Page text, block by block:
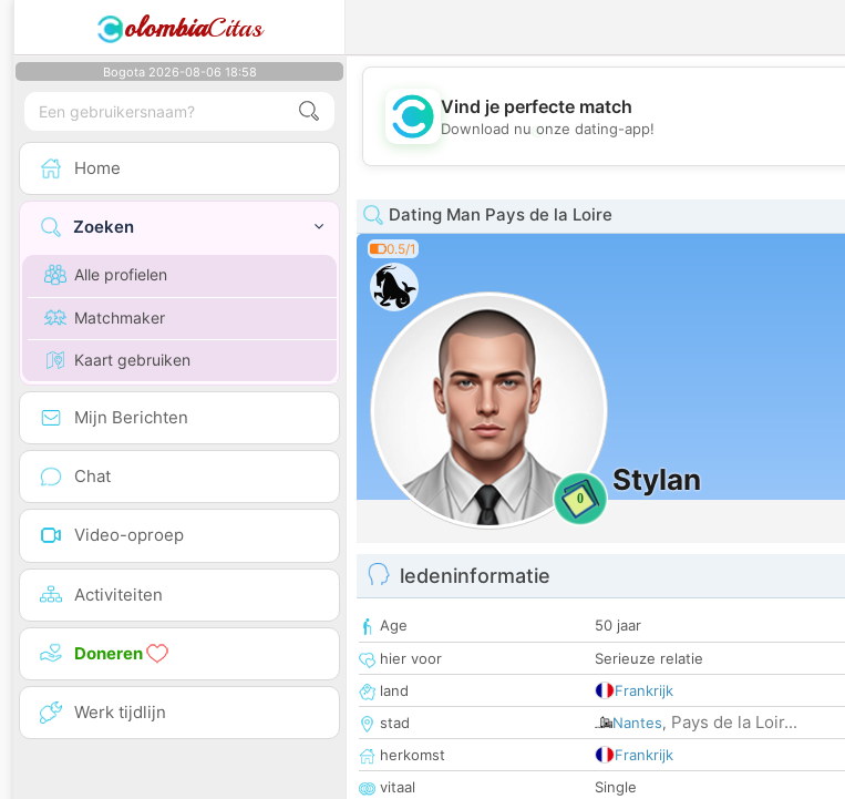
olombiaCitas
Bogota 2026-08-06 18:58
Home
Zoeken
Alle profielen
Matchmaker
Kaart gebruiken
Mijn Berichten
Chat
Video-oproep
Activiteiten
Doneren
Werk tijdlijn
💖
Vind je perfecte match
Download nu onze dating-app!
Dating Man Pays de la Loire
0.5/1
0
Stylan
ledeninformatie
Age
50 jaar
hier voor
Serieuze relatie
land
Frankrijk
stad
Nantes, Pays de la Loir...
herkomst
Frankrijk
vitaal
Single